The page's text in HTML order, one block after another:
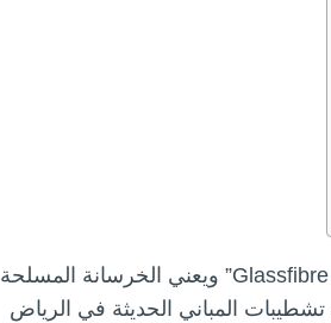
جي ار سي الرياض (GRC) هو اختصار لعبارة “Glassfibre Reinforced Concrete” ويعني الخرسانة المسلحة
تشطيبات المباني الحديثة في الرياض